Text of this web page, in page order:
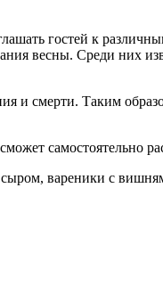
гостей к
весны. Среди них
и смерти. Таким
самостоятельно
вареники с